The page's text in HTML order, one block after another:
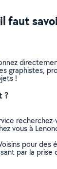
faut
graphistes,
!
?
vous à
pour des
par la